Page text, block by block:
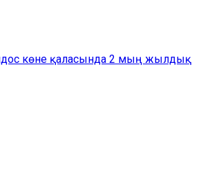
көне қаласында 2 мың жылдық